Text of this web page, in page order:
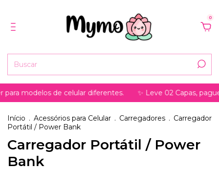
0
modelos de celular diferentes. ✨ Leve 02 Capas,
Início . Acessórios para Celular . Carregadores . Carregador
Portátil / Power Bank
Carregador Portátil / Power
Bank